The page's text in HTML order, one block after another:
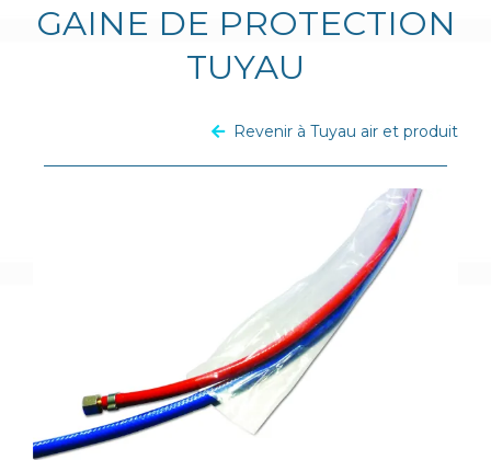
GAINE DE PROTECTION
TUYAU
Revenir à Tuyau air et produit